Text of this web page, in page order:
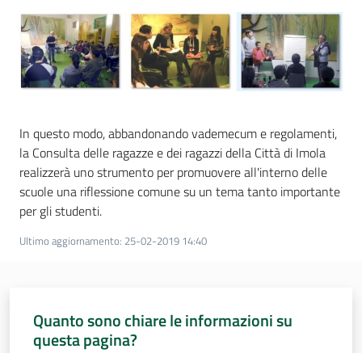
In questo modo, abbandonando vademecum e regolamenti,
la Consulta delle ragazze e dei ragazzi della Città di Imola
realizzerà uno strumento per promuovere all'interno delle
scuole una riflessione comune su un tema tanto importante
per gli studenti.
Ultimo aggiornamento: 25-02-2019 14:40
Quanto sono chiare le informazioni su
questa pagina?